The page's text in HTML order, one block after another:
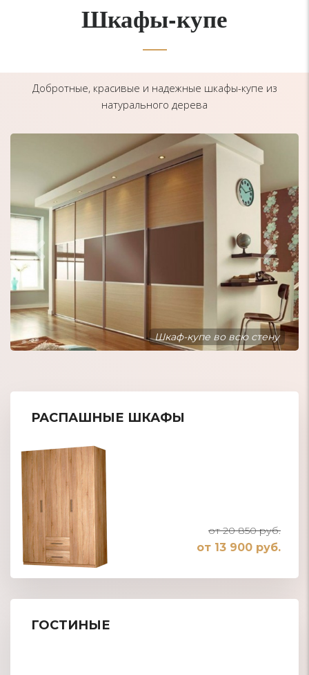
Шкафы-купе
Добротные, красивые и надежные шкафы-купе из
натурального дерева
Шкаф-купе встроенный в нишу
РАСПАШНЫЕ ШКАФЫ
от 20 850 руб.
от 13 900 руб.
ГОСТИНЫЕ